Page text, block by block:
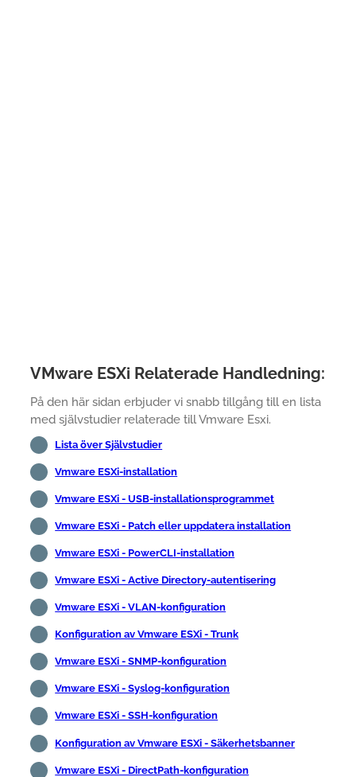
VMware ESXi Relaterade Handledning:
På den här sidan erbjuder vi snabb tillgång till en lista
med självstudier relaterade till Vmware Esxi.
Lista över Självstudier
Vmware ESXi-installation
Vmware ESXi - USB-installationsprogrammet
Vmware ESXi - Patch eller uppdatera installation
Vmware ESXi - PowerCLI-installation
Vmware ESXi - Active Directory-autentisering
Vmware ESXi - VLAN-konfiguration
Konfiguration av Vmware ESXi - Trunk
Vmware ESXi - SNMP-konfiguration
Vmware ESXi - Syslog-konfiguration
Vmware ESXi - SSH-konfiguration
Konfiguration av Vmware ESXi - Säkerhetsbanner
Vmware ESXi - DirectPath-konfiguration